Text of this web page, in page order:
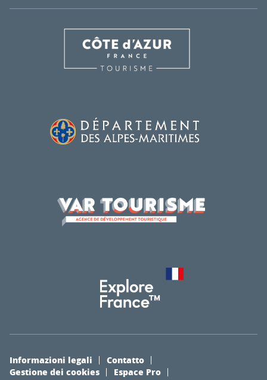
Informazioni legali
Contatto
Gestione dei cookies
Espace Pro